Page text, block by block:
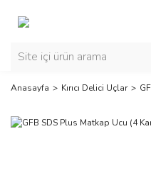
Anasayfa Kırıcı Delici Uçlar